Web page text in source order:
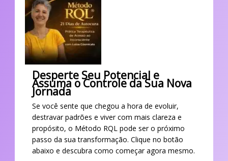
Desperte Seu Potencial e
Assuma o Controle da Sua Nova
Jornada
Se você sente que chegou a hora de evoluir,
destravar padrões e viver com mais clareza e
propósito, o Método RQL pode ser o próximo
passo da sua transformação. Clique no botão
abaixo e descubra como começar agora mesmo.